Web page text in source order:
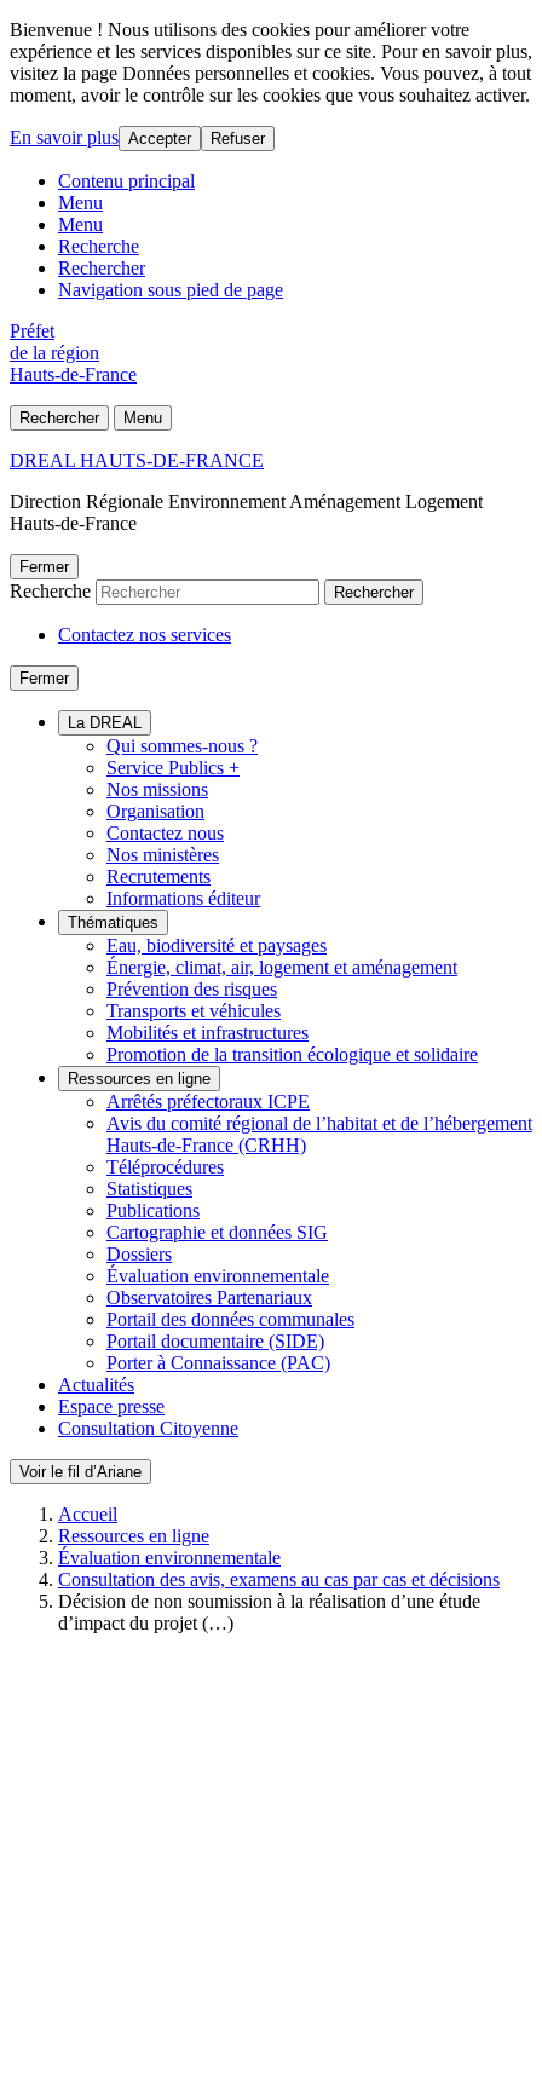
Bienvenue ! Nous utilisons des cookies pour améliorer votre
expérience et les services disponibles sur ce site. Pour en savoir plus,
visitez la page Données personnelles et cookies. Vous pouvez, à tout
moment, avoir le contrôle sur les cookies que vous souhaitez activer.
En savoir plus Accepter Refuser
Contenu principal
Menu
Menu
Recherche
Rechercher
Navigation sous pied de page
Préfet
de la région
Hauts-de-France
Rechercher Menu
DREAL HAUTS-DE-FRANCE
Direction Régionale Environnement Aménagement Logement
Hauts-de-France
Fermer
Recherche Rechercher
Contactez nos services
Fermer
La DREAL
Qui sommes-nous ?
Service Publics +
Nos missions
Organisation
Contactez nous
Nos ministères
Recrutements
Informations éditeur
Thématiques
Eau, biodiversité et paysages
Énergie, climat, air, logement et aménagement
Prévention des risques
Transports et véhicules
Mobilités et infrastructures
Promotion de la transition écologique et solidaire
Ressources en ligne
Arrêtés préfectoraux ICPE
Avis du comité régional de l’habitat et de l’hébergement
Hauts-de-France (CRHH)
Téléprocédures
Statistiques
Publications
Cartographie et données SIG
Dossiers
Évaluation environnementale
Observatoires Partenariaux
Portail des données communales
Portail documentaire (SIDE)
Porter à Connaissance (PAC)
Actualités
Espace presse
Consultation Citoyenne
Voir le fil d’Ariane
Accueil
Ressources en ligne
Évaluation environnementale
Consultation des avis, examens au cas par cas et décisions
Décision de non soumission à la réalisation d’une étude
d’impact du projet (…)